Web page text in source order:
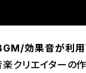
効果音が利
クリエイターの